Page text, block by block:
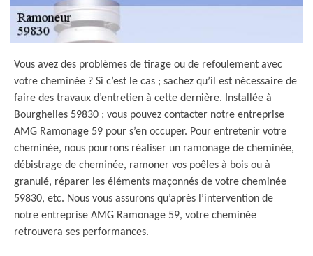
Vous avez des problèmes de tirage ou de refoulement avec
votre cheminée ? Si c’est le cas ; sachez qu’il est nécessaire de
faire des travaux d’entretien à cette dernière. Installée à
Bourghelles 59830 ; vous pouvez contacter notre entreprise
AMG Ramonage 59 pour s’en occuper. Pour entretenir votre
cheminée, nous pourrons réaliser un ramonage de cheminée,
débistrage de cheminée, ramoner vos poêles à bois ou à
granulé, réparer les éléments maçonnés de votre cheminée
59830, etc. Nous vous assurons qu’après l’intervention de
notre entreprise AMG Ramonage 59, votre cheminée
retrouvera ses performances.